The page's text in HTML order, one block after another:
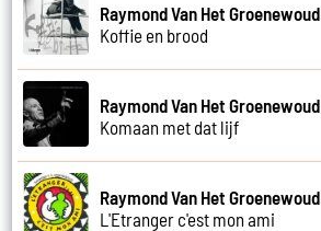
Raymond Van Het Groenewoud
Koffie en brood
Raymond Van Het Groenewoud
Komaan met dat lijf
Raymond Van Het Groenewoud
L'Etranger c'est mon ami